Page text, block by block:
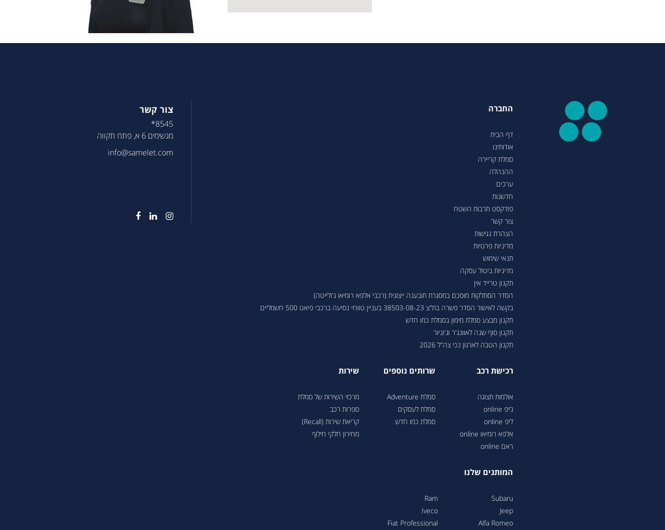
החברה
דף הבית
אודותינו
סמלת קריירה
ההנהלה
ערכים
חדשנות
פודקסט תרבות השטח
צור קשר
הצהרת נגישות
מדיניות פרטיות
תנאי שימוש
מדיניות ביטול עסקה
תקנון טרייד אין
הסדר הסתלקות מוסכם במסגרת תובענה ייצוגית (רכבי אלפא רומיאו ג'ולייטה)
בקשה לאישור הסדר פשרה בת"צ 38503-08-23 בעניין טווחי נסיעה ברכבי פיאט 500 חשמליים
תקנון מבצע סמלת מימון בסמלת כמו חדש
תקנון סוף שנה לאוונג'ר וג'וניור
תקנון הטבה לארגון נכי צה"ל 2026
רכישת רכב
אולמות תצוגה
ג’יפ online
ליפ online
אלפא רומיאו online
ראם online
שרותים נוספים
סמלת Adventure
סמלת לעסקים
סמלת כמו חדש
שירות
מרכזי השירות של סמלת
ספרות רכב
קריאת שירות (Recall)
מחירון חלקי חילוף
המותגים שלנו
Subaru
Jeep
Alfa Romeo
Ram
Iveco
Fiat Professional
צור קשר
8545*
מגשימים 6 א, פתח תקווה
info@samelet.com